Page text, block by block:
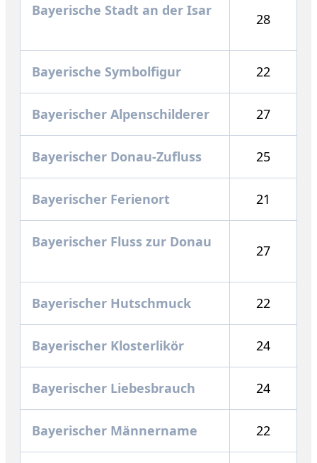
Bayerische Stadt an der Isar
28
Bayerische Symbolfigur 22
Bayerischer Alpenschilderer 27
Bayerischer Donau-Zufluss 25
Bayerischer Ferienort 21
Bayerischer Fluss zur Donau
27
Bayerischer Hutschmuck 22
Bayerischer Klosterlikör 24
Bayerischer Liebesbrauch 24
Bayerischer Männername 22